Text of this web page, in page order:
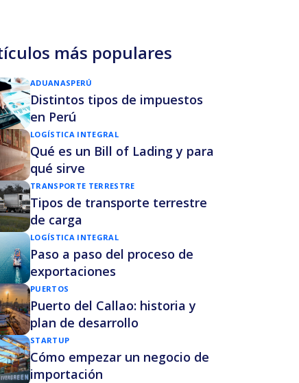
más populares
ADUANASPERÚ
Distintos tipos de impuestos
en Perú
LOGÍSTICA INTEGRAL
Qué es un Bill of Lading y para
qué sirve
TRANSPORTE TERRESTRE
Tipos de transporte terrestre
de carga
LOGÍSTICA INTEGRAL
Paso a paso del proceso de
exportaciones
PUERTOS
Puerto del Callao: historia y
plan de desarrollo
STARTUP
Cómo empezar un negocio de
importación